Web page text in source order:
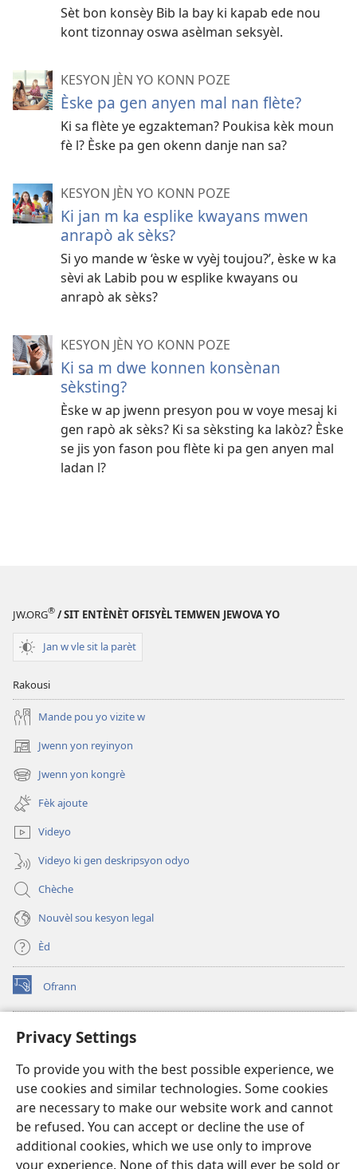
Privacy Settings
To provide you with the best possible experience, we
use cookies and similar technologies. Some cookies
are necessary to make our website work and cannot
be refused. You can accept or decline the use of
additional cookies, which we use only to improve
your experience. None of this data will ever be sold or
Sèt bon konsèy Bib la bay ki kapab ede nou
kont tizonnay oswa asèlman seksyèl.
KESYON JÈN YO KONN POZE
Èske pa gen anyen mal nan flète?
Ki sa flète ye egzakteman? Poukisa kèk moun
fè l? Èske pa gen okenn danje nan sa?
KESYON JÈN YO KONN POZE
Ki jan m ka esplike kwayans mwen
anrapò ak sèks?
Si yo mande w ‘èske w vyèj toujou?’, èske w ka
sèvi ak Labib pou w esplike kwayans ou
anrapò ak sèks?
KESYON JÈN YO KONN POZE
Ki sa m dwe konnen konsènan
sèksting?
Èske w ap jwenn presyon pou w voye mesaj ki
gen rapò ak sèks? Ki sa sèksting ka lakòz? Èske
se jis yon fason pou flète ki pa gen anyen mal
ladan l?
JW.ORG® / SIT ENTÈNÈT OFISYÈL TEMWEN JEWOVA YO
Jan w vle sit la parèt
Rakousi
Mande pou yo vizite w
Jwenn yon reyinyon
(opens
new
window)
Jwenn yon kongrè
(opens
new
window)
Fèk ajoute
Videyo
Videyo ki gen deskripsyon odyo
Chèche
Nouvèl sou kesyon legal
Èd
Ofrann
(opens
new
Bibliyotèk sou Entènèt
(opens
window)JW Hub
(opens
new
window)JW Library
Watchtower Library